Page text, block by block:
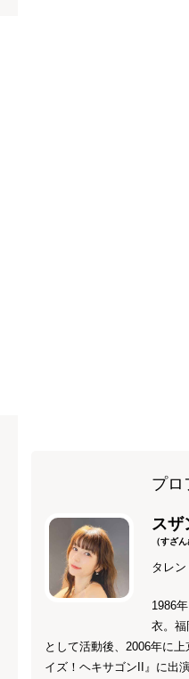
プロ
スザ
（すざん
タレ
1986
衣。福
として活動後、2006年に
イズ！ヘキサゴンII』に出